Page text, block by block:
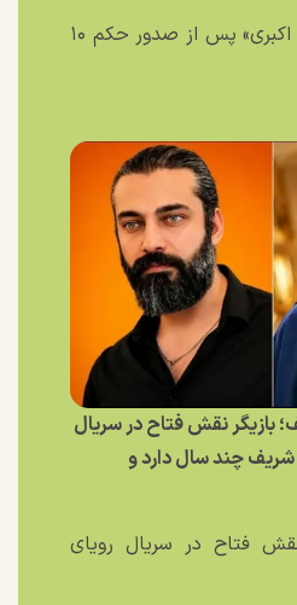
پرونده جنجالی «کلثوم اکبری» پس از صدور حکم ۱۰
بازیگر نقش فتاح در سریال
چند سال دارد و
فتاح در سریال رویای